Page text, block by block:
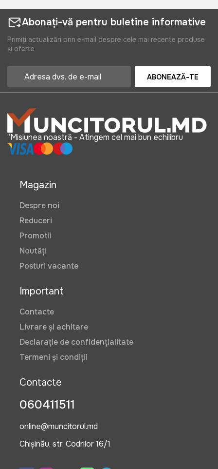
Abonați-vă pentru buletine informative
Primiți actualizări prin e-mail despre cele mai recente produse
și oferte
ABONEAZĂ-TE
“Misiunea noastră - Atingem cel mai bun echilibru
Magazin
Despre noi
Reduceri
Promotii
Noutăți
Posturi vacante
Important
Contacte
Livrare și achitare
Declarație de confidențialitate
Termeni și condiții
Contacte
060411511
online@muncitorul.md
Chișinău, str. Codrilor 16/1